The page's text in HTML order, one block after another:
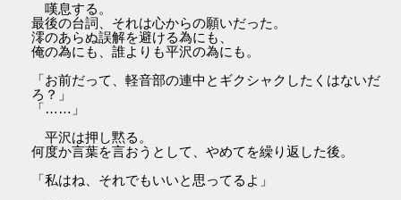
嘆息する。
最後の台詞、それは心からの願いだった。
澪のあらぬ誤解を避ける為にも、
俺の為にも、誰よりも平沢の為にも。
「お前だって、軽音部の連中とギクシャクしたくはないだ
ろ？」
「……」
平沢は押し黙る。
何度か言葉を言おうとして、やめてを繰り返した後。
「私はね、それでもいいと思ってるよ」